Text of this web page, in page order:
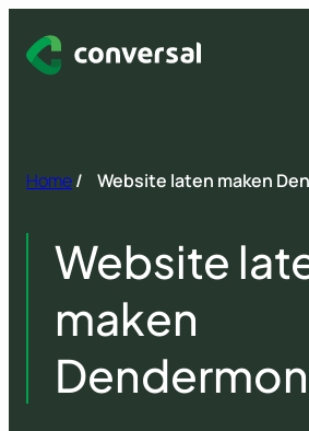
naar
Home/ Website laten maken
Website
maken